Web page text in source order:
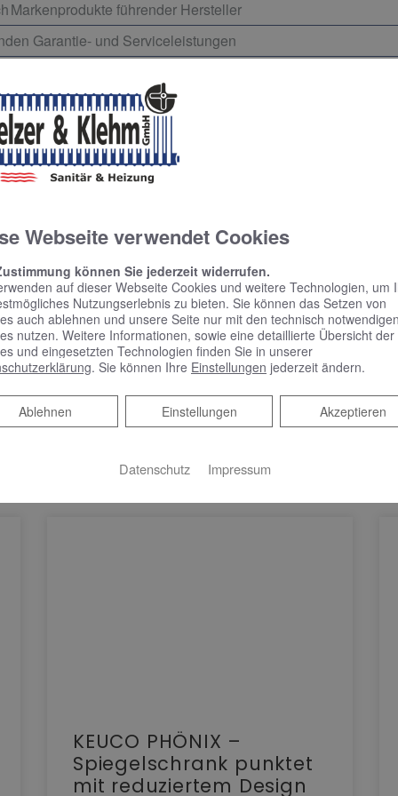
Markenprodukte führender Hersteller
Garantie- und Serviceleistungen
Instandhaltung und Reparatur
auf Ihre Bedürfnisse angepasst und entsprechend
entsorgen diese fachgerecht für Sie
und termingerechte Ausführung
für einen Test Ihrer Wasserhärte. Jetzt
KEUCO PHÖNIX –
Spiegelschrank punktet
mit reduziertem Design
Webseite verwendet Cookies
können Sie jederzeit widerrufen.
auf dieser Webseite Cookies und weitere Technologien, um
Nutzungserlebnis zu bieten. Sie können das Setzen von
auch ablehnen und unsere Seite nur mit den technisch notwendigen
nutzen. Weitere Informationen, sowie eine detaillierte Übersicht der
und eingesetzten Technologien finden Sie in unserer
. Sie können Ihre Einstellungen jederzeit ändern.
Akzeptieren
Einstellungen
Ablehnen
Ablehnen
Datenschutz Impressum